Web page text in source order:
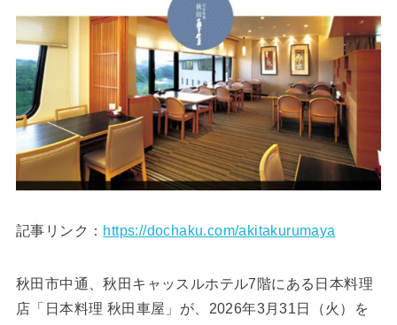
記事リンク： https://dochaku.com/akitakurumaya
秋田市中通、秋田キャッスルホテル7階にある日本料理
店「日本料理 秋田車屋」が、2026年3月31日（火）を